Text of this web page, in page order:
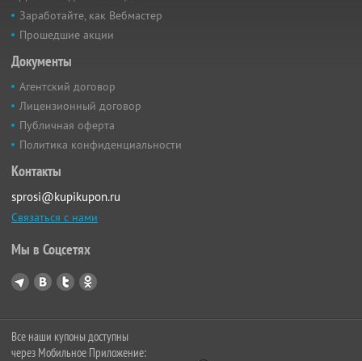
Заработайте, как Вебмастер
Прошедшие акции
Документы
Агентский договор
Лицензионный договор
Публичная оферта
Политика конфиденциальности
Контакты
sprosi@kupikupon.ru
Связаться с нами
Мы в Соцсетях
Все наши купоны доступны
через Мобильное Приложение: